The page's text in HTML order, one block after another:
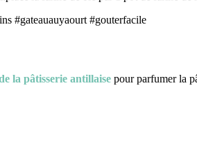
la pâtisserie antillaise pour parfumer la